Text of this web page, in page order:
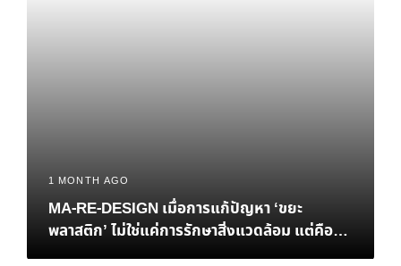
1 MONTH AGO
MA-RE-DESIGN เมื่อการแก้ปัญหา ‘ขยะ
พลาสติก’ ไม่ใช่แค่การรักษาสิ่งแวดล้อม แต่คือ
‘ทางรอด’ ทางเศรษฐกิจของไทย